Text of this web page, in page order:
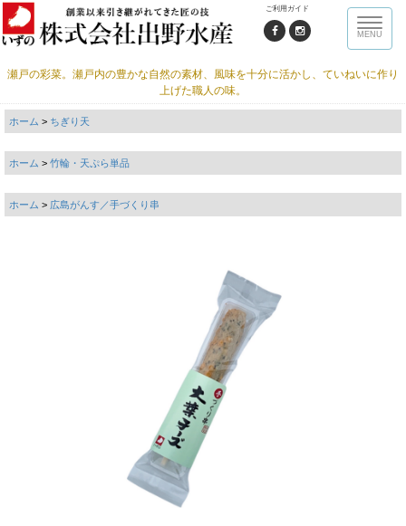
ご利用ガイド
Toggle
MENU
瀬戸の彩菜。瀬戸内の豊かな自然の素材、風味を十分に活かし、ていねいに作り
上げた職人の味。
ホーム > ちぎり天
ホーム > 竹輪・天ぷら単品
ホーム > 広島がんす／手づくり串